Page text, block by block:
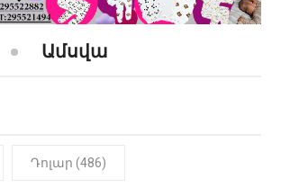
ՔԱՂԱՔԱԿԱՆ 10:52
«Լեզվիդ տալու փոխարեն
արտաբերիր այս երկու
նախադասությունը»․ Իշխան
Նիկոլ Փաշինյան
Ամսվա
Դոլար (486)